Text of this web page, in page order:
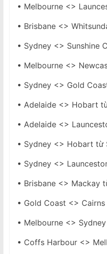
• Melbourne <>
• Brisbane <>
• Sydney <> Sunshine
• Melbourne <>
• Sydney <> Gold
• Adelaide <> Hobart
• Adelaide <>
• Sydney <> Hobart từ
• Sydney <>
• Brisbane <> Mackay
• Gold Coast <>
• Melbourne <>
• Coffs Harbour <>